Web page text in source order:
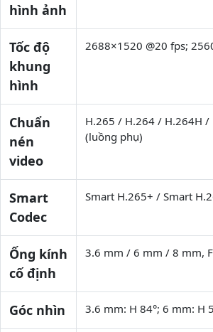
hình ảnh
Tốc độ
khung
hình
2688×1520 @20 fps;
Chuẩn
nén
video
H.265 / H.264 / H.264H /
(luồng phụ)
Smart
Codec
Smart H.265+ / Smart
Ống kính
cố định
3.6 mm / 6 mm / 8 mm,
Góc nhìn 3.6 mm: H 84°; 6 mm: H